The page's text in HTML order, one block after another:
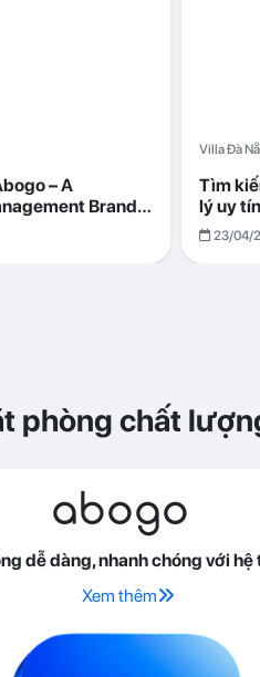
– A
Brand
Effective
Villa Đà
Tìm
lý uy
villa23/04/
phòng chất
abogo
dễ dàng, nhanh chóng với
Xem thêm